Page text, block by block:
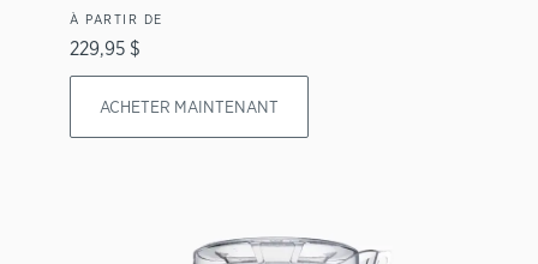
À PARTIR DE
229,95 $
ACHETER MAINTENANT